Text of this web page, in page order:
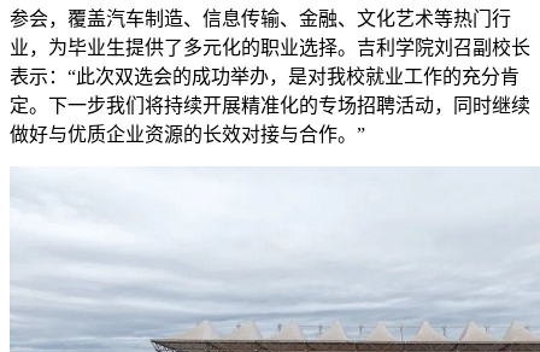
参会，覆盖汽车制造、信息传输、金融、文化艺术等热门行
业，为毕业生提供了多元化的职业选择。吉利学院刘召副校长
表示：“此次双选会的成功举办，是对我校就业工作的充分肯
定。下一步我们将持续开展精准化的专场招聘活动，同时继续
做好与优质企业资源的长效对接与合作。”